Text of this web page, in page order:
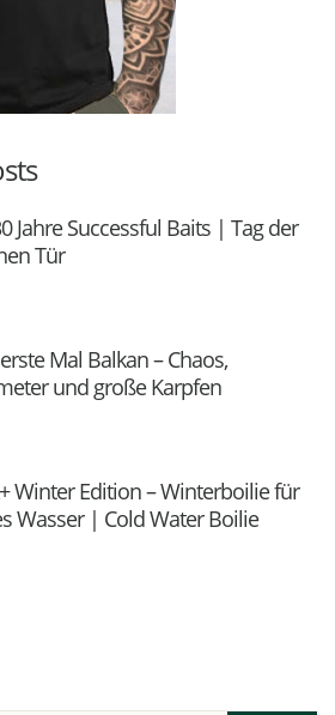
Jahre Successful Baits | Tag der
Tür
Mal Balkan – Chaos,
und große Karpfen
Winter Edition – Winterboilie für
Wasser | Cold Water Boilie